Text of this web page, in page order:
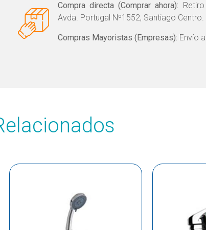
Compra directa (Comprar ahora):
Avda. Portugal Nº1552, Santiago Centro.
Compras Mayoristas (Empresas): Envío